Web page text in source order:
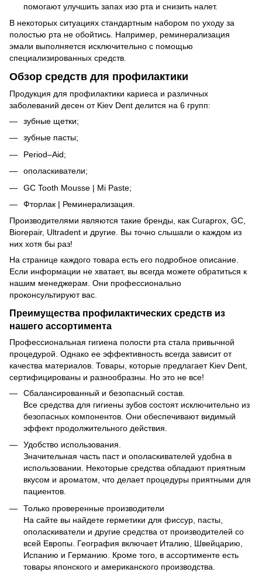
помогают улучшить запах изо рта и снизить налет.
В некоторых ситуациях стандартным набором по уходу за
полостью рта не обойтись. Например, реминерализация
эмали выполняется исключительно с помощью
специализированных средств.
Обзор средств для профилактики
Продукция для профилактики кариеса и различных
заболеваний десен от Kiev Dent делится на 6 групп:
зубные щетки;
зубные пасты;
Period–Aid;
ополаскиватели;
GC Tooth Mousse | Mi Paste;
Фторлак | Реминерализация.
Производителями являются такие бренды, как Curaprox, GC,
Biorepair, Ultradent и другие. Вы точно слышали о каждом из
них хотя бы раз!
На странице каждого товара есть его подробное описание.
Если информации не хватает, вы всегда можете обратиться к
нашим менеджерам. Они профессионально
проконсультируют вас.
Преимущества профилактических средств из
нашего ассортимента
Профессиональная гигиена полости рта стала привычной
процедурой. Однако ее эффективность всегда зависит от
качества материалов. Товары, которые предлагает Kiev Dent,
сертифицированы и разнообразны. Но это не все!
Сбалансированный и безопасный состав.
Все средства для гигиены зубов состоят исключительно из
безопасных компонентов. Они обеспечивают видимый
эффект продолжительного действия.
Удобство использования.
Значительная часть паст и ополаскивателей удобна в
использовании. Некоторые средства обладают приятным
вкусом и ароматом, что делает процедуры приятными для
пациентов.
Только проверенные производители
На сайте вы найдете герметики для фиссур, пасты,
ополаскиватели и другие средства от производителей со
всей Европы. География включает Италию, Швейцарию,
Испанию и Германию. Кроме того, в ассортименте есть
товары японского и американского производства.